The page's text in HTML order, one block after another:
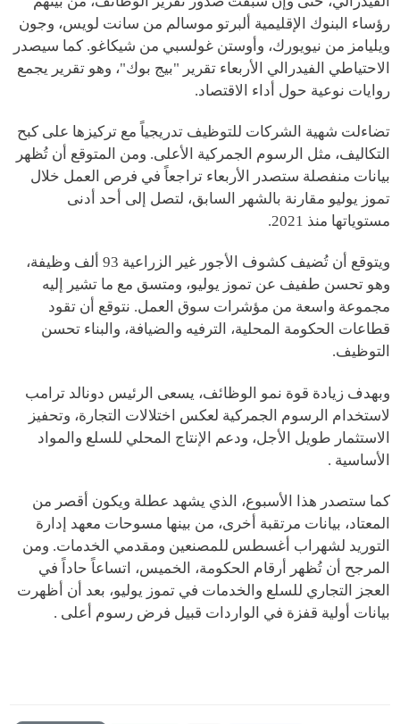
رؤساء البنوك الإقليمية ألبرتو موسالم من سانت لويس، وجون
ويليامز من نيويورك، وأوستن غولسبي من شيكاغو. كما سيصدر
الاحتياطي الفيدرالي الأربعاء تقرير "بيج بوك"، وهو تقرير يجمع
روايات نوعية حول أداء الاقتصاد.
تضاءلت شهية الشركات للتوظيف تدريجياً مع تركيزها على كبح
التكاليف، مثل الرسوم الجمركية الأعلى. ومن المتوقع أن تُظهر
بيانات منفصلة ستصدر الأربعاء تراجعاً في فرص العمل خلال
تموز يوليو مقارنة بالشهر السابق، لتصل إلى أحد أدنى
مستوياتها منذ 2021.
ويتوقع أن تُضيف كشوف الأجور غير الزراعية 93 ألف وظيفة،
وهو تحسن طفيف عن تموز يوليو، ومتسق مع ما تشير إليه
مجموعة واسعة من مؤشرات سوق العمل. نتوقع أن تقود
قطاعات الحكومة المحلية، الترفيه والضيافة، والبناء تحسن
التوظيف.
وبهدف زيادة قوة نمو الوظائف، يسعى الرئيس دونالد ترامب
لاستخدام الرسوم الجمركية لعكس اختلالات التجارة، وتحفيز
الاستثمار طويل الأجل، ودعم الإنتاج المحلي للسلع والمواد
الأساسية .
كما ستصدر هذا الأسبوع، الذي يشهد عطلة ويكون أقصر من
المعتاد، بيانات مرتقبة أخرى، من بينها مسوحات معهد إدارة
التوريد لشهراب أغسطس للمصنعين ومقدمي الخدمات. ومن
المرجح أن تُظهر أرقام الحكومة، الخميس، اتساعاً حاداً في
العجز التجاري للسلع والخدمات في تموز يوليو، بعد أن أظهرت
بيانات أولية قفزة في الواردات قبيل فرض رسوم أعلى .